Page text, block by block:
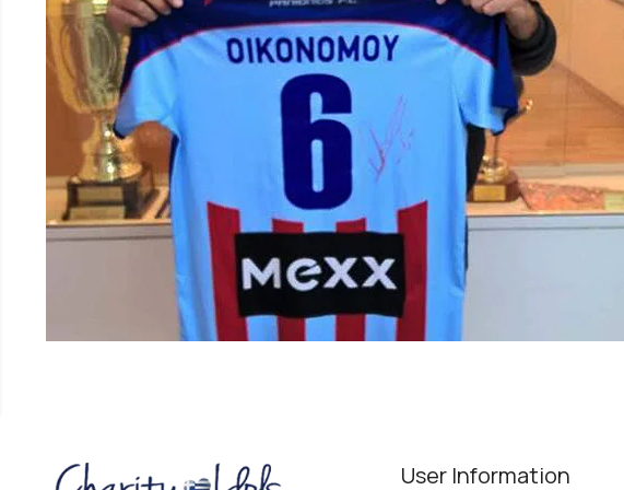
User Information